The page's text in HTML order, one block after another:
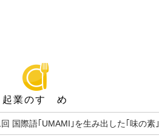
起業のすゝめ
国際語｢UMAMI｣を生み出した｢味の素｣